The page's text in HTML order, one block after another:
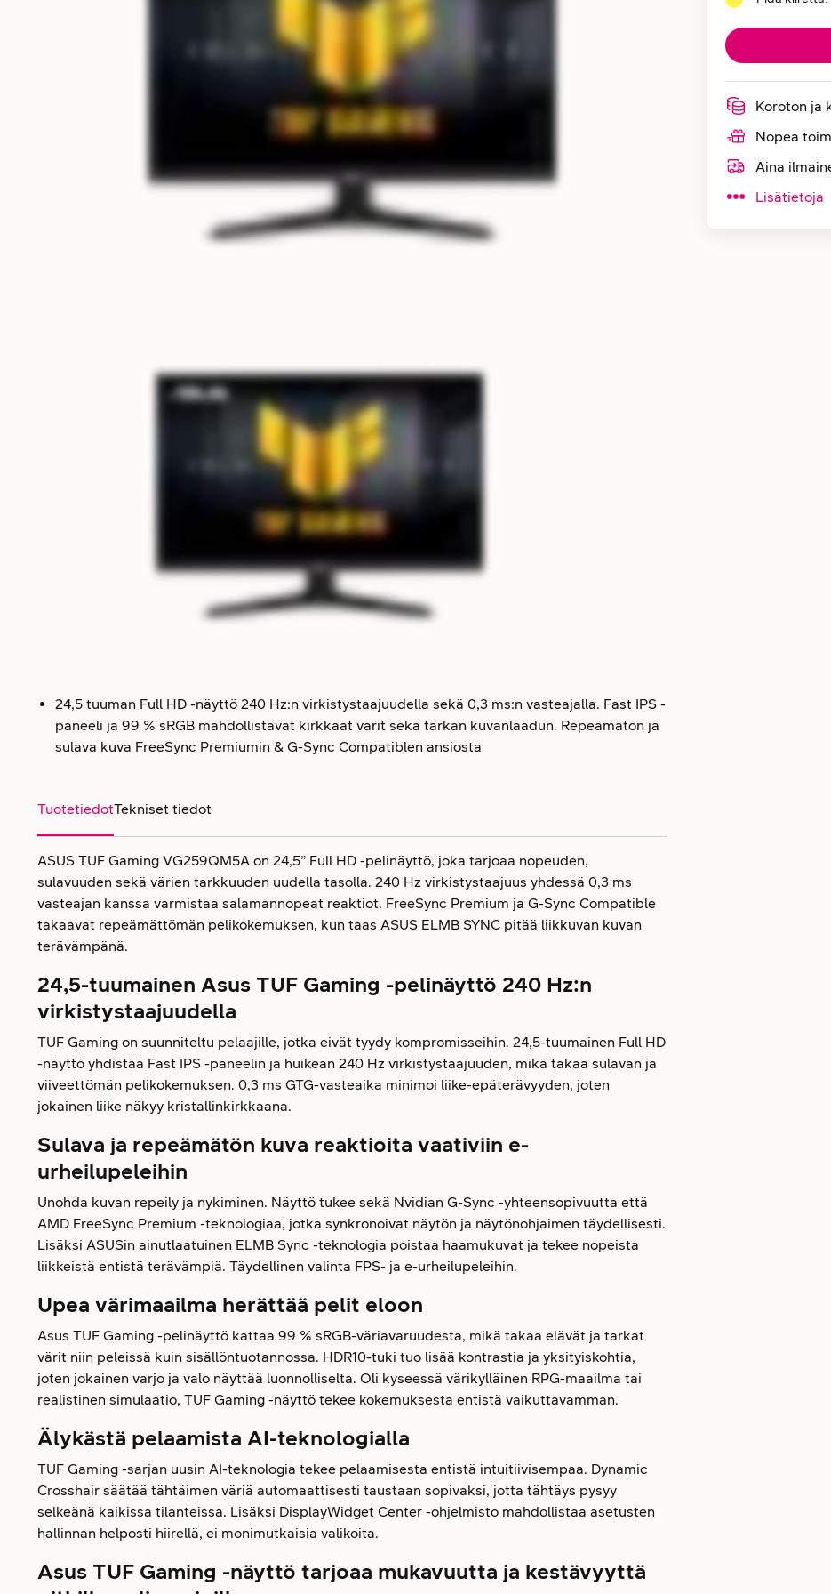
24,5 tuuman Full HD -näyttö 240 Hz:n virkistystaajuudella sekä 0,3 ms:n vasteajalla. Fast IPS -
paneeli ja 99 % sRGB mahdollistavat kirkkaat värit sekä tarkan kuvanlaadun. Repeämätön ja
sulava kuva FreeSync Premiumin & G-Sync Compatiblen ansiosta
TuotetiedotTekniset tiedot
ASUS TUF Gaming VG259QM5A on 24,5” Full HD -pelinäyttö, joka tarjoaa nopeuden,
sulavuuden sekä värien tarkkuuden uudella tasolla. 240 Hz virkistystaajuus yhdessä 0,3 ms
vasteajan kanssa varmistaa salamannopeat reaktiot. FreeSync Premium ja G-Sync Compatible
takaavat repeämättömän pelikokemuksen, kun taas ASUS ELMB SYNC pitää liikkuvan kuvan
terävämpänä.
24,5-tuumainen Asus TUF Gaming -pelinäyttö 240 Hz:n
virkistystaajuudella
TUF Gaming on suunniteltu pelaajille, jotka eivät tyydy kompromisseihin. 24,5-tuumainen Full HD
-näyttö yhdistää Fast IPS -paneelin ja huikean 240 Hz virkistystaajuuden, mikä takaa sulavan ja
viiveettömän pelikokemuksen. 0,3 ms GTG-vasteaika minimoi liike-epäterävyyden, joten
jokainen liike näkyy kristallinkirkkaana.
Sulava ja repeämätön kuva reaktioita vaativiin e-
urheilupeleihin
Unohda kuvan repeily ja nykiminen. Näyttö tukee sekä Nvidian G-Sync -yhteensopivuutta että
AMD FreeSync Premium -teknologiaa, jotka synkronoivat näytön ja näytönohjaimen täydellisesti.
Lisäksi ASUSin ainutlaatuinen ELMB Sync -teknologia poistaa haamukuvat ja tekee nopeista
liikkeistä entistä terävämpiä. Täydellinen valinta FPS- ja e-urheilupeleihin.
Upea värimaailma herättää pelit eloon
Asus TUF Gaming -pelinäyttö kattaa 99 % sRGB-väriavaruudesta, mikä takaa elävät ja tarkat
värit niin peleissä kuin sisällöntuotannossa. HDR10-tuki tuo lisää kontrastia ja yksityiskohtia,
joten jokainen varjo ja valo näyttää luonnolliselta. Oli kyseessä värikylläinen RPG-maailma tai
realistinen simulaatio, TUF Gaming -näyttö tekee kokemuksesta entistä vaikuttavamman.
Älykästä pelaamista AI-teknologialla
TUF Gaming -sarjan uusin AI-teknologia tekee pelaamisesta entistä intuitiivisempaa. Dynamic
Crosshair säätää tähtäimen väriä automaattisesti taustaan sopivaksi, jotta tähtäys pysyy
selkeänä kaikissa tilanteissa. Lisäksi DisplayWidget Center -ohjelmisto mahdollistaa asetusten
hallinnan helposti hiirellä, ei monimutkaisia valikoita.
Asus TUF Gaming -näyttö tarjoaa mukavuutta ja kestävyyttä
Koroton ja
Nopea
Aina
Lisätietoja